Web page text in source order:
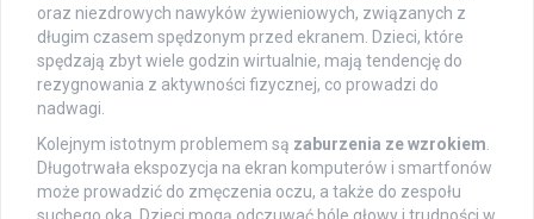
oraz niezdrowych nawyków żywieniowych, związanych z
długim czasem spędzonym przed ekranem. Dzieci, które
spędzają zbyt wiele godzin wirtualnie, mają tendencję do
rezygnowania z aktywności fizycznej, co prowadzi do
nadwagi.
Kolejnym istotnym problemem są zaburzenia ze wzrokiem
Długotrwała ekspozycja na ekran komputerów i smartfonów
może prowadzić do zmęczenia oczu, a także do zespołu